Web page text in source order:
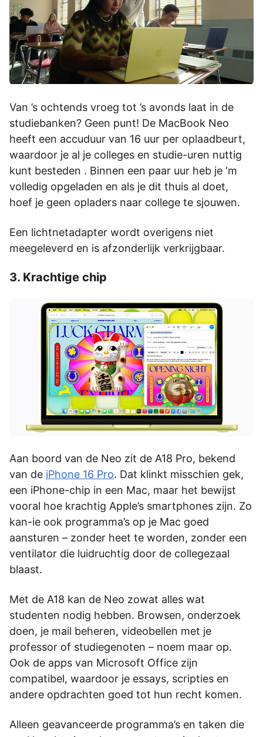
Van ’s ochtends vroeg tot ’s avonds laat in de
studiebanken? Geen punt! De MacBook Neo
heeft een accuduur van 16 uur per oplaadbeurt,
waardoor je al je colleges en studie-uren nuttig
kunt besteden . Binnen een paar uur heb je ‘m
volledig opgeladen en als je dit thuis al doet,
hoef je geen opladers naar college te sjouwen.
Een lichtnetadapter wordt overigens niet
meegeleverd en is afzonderlijk verkrijgbaar.
3. Krachtige chip
Aan boord van de Neo zit de A18 Pro, bekend
van de iPhone 16 Pro. Dat klinkt misschien gek,
een iPhone-chip in een Mac, maar het bewijst
vooral hoe krachtig Apple’s smartphones zijn. Zo
kan-ie ook programma’s op je Mac goed
aansturen – zonder heet te worden, zonder een
ventilator die luidruchtig door de collegezaal
blaast.
Met de A18 kan de Neo zowat alles wat
studenten nodig hebben. Browsen, onderzoek
doen, je mail beheren, videobellen met je
professor of studiegenoten – noem maar op.
Ook de apps van Microsoft Office zijn
compatibel, waardoor je essays, scripties en
andere opdrachten goed tot hun recht komen.
Alleen geavanceerde programma’s en taken die